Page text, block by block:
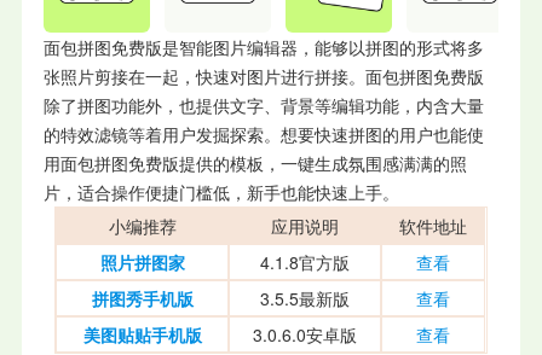
面包拼图免费版是智能图片编辑器，能够以拼图的形式将多
张照片剪接在一起，快速对图片进行拼接。面包拼图免费版
除了拼图功能外，也提供文字、背景等编辑功能，内含大量
的特效滤镜等着用户发掘探索。想要快速拼图的用户也能使
用面包拼图免费版提供的模板，一键生成氛围感满满的照
片，适合操作便捷门槛低，新手也能快速上手。
小编推荐
应用说明
软件地址
照片拼图家
4.1.8官方版
查看
拼图秀手机版
3.5.5最新版
查看
美图贴贴手机版
3.0.6.0安卓版 查看